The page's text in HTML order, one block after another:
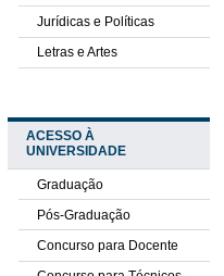
Jurídicas e Políticas
Letras e Artes
ACESSO À
UNIVERSIDADE
Graduação
Pós-Graduação
Concurso para Docente